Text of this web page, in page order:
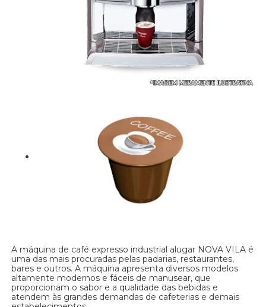
A máquina de café expresso industrial alugar NOVA VILA é
uma das mais procuradas pelas padarias, restaurantes,
bares e outros. A máquina apresenta diversos modelos
altamente modernos e fáceis de manusear, que
proporcionam o sabor e a qualidade das bebidas e
atendem às grandes demandas de cafeterias e demais